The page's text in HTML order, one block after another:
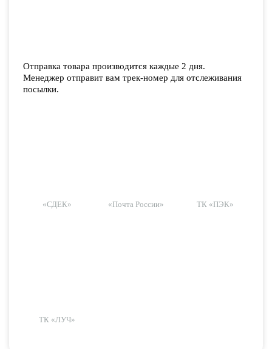
Отправка товара производится каждые 2 дня.
Менеджер отправит вам трек-номер для отслеживания
посылки.
«СДЕК» «Почта России» ТК «ПЭК»
ТК «ЛУЧ»